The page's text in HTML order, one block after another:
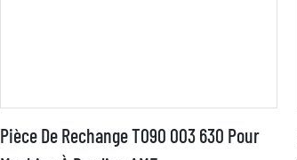
Pièce De Rechange T090 003 630 Pour